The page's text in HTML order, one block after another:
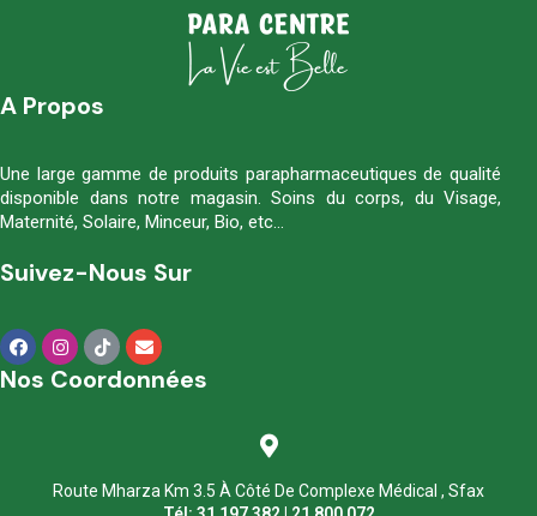
A Propos
Une large gamme de produits parapharmaceutiques de qualité
disponible dans notre magasin. Soins du corps, du Visage,
Maternité, Solaire, Minceur, Bio, etc…
Suivez-Nous Sur
Nos Coordonnées
Route Mharza Km 3.5 À Côté De Complexe Médical , Sfax